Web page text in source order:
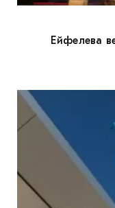
Ейфелева